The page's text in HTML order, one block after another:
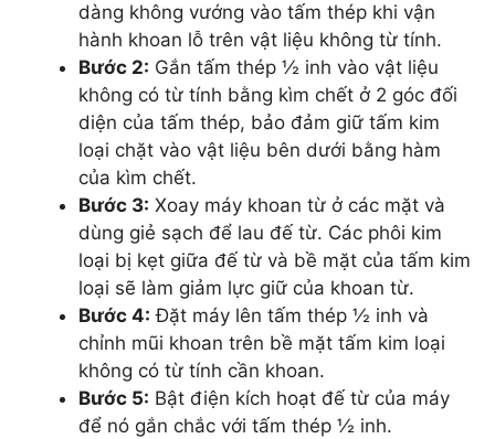
dàng không vướng vào tấm thép khi vận
hành khoan lỗ trên vật liệu không từ tính.
Bước 2: Gắn tấm thép ½ inh vào vật liệu
không có từ tính bằng kìm chết ở 2 góc đối
diện của tấm thép, bảo đảm giữ tấm kim
loại chặt vào vật liệu bên dưới bằng hàm
của kìm chết.
Bước 3: Xoay máy khoan từ ở các mặt và
dùng giẻ sạch để lau đế từ. Các phôi kim
loại bị kẹt giữa đế từ và bề mặt của tấm kim
loại sẽ làm giảm lực giữ của khoan từ.
Bước 4: Đặt máy lên tấm thép ½ inh và
chỉnh mũi khoan trên bề mặt tấm kim loại
không có từ tính cần khoan.
Bước 5: Bật điện kích hoạt đế từ của máy
để nó gắn chắc với tấm thép ½ inh.